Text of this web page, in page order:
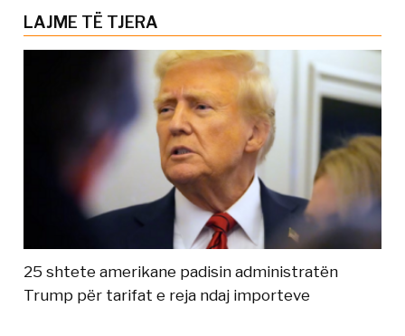
LAJME TË TJERA
25 shtete amerikane padisin administratën
Trump për tarifat e reja ndaj importeve